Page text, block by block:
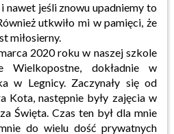
jeśli znowu upadniemy to
utkwiło mi w pamięci, że
miłosierny.
2020 roku w naszej szkole
Wielkopostne, dokładnie w
w Legnicy. Zaczynały się od
Kota, następnie były zajęcia w
Święta. Czas ten był dla mnie
do wielu dość prywatnych